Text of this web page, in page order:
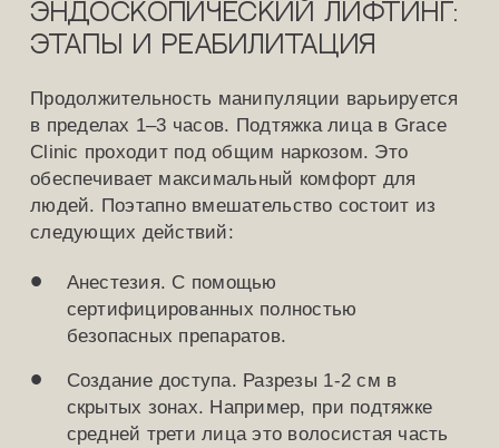
эндоскопический лифтинг:
этапы и реабилитация
Продолжительность манипуляции варьируется
в пределах 1–3 часов. Подтяжка лица в Grace
Clinic проходит под общим наркозом. Это
обеспечивает максимальный комфорт для
людей. Поэтапно вмешательство состоит из
следующих действий:
Анестезия. С помощью
сертифицированных полностью
безопасных препаратов.
Создание доступа. Разрезы 1-2 см в
скрытых зонах. Например, при подтяжке
средней трети лица это волосистая часть